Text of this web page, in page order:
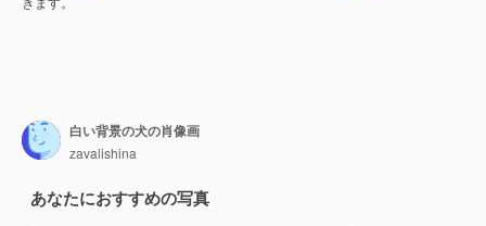
白い背景の犬の肖像画
zavalishina
あなたにおすすめの写真